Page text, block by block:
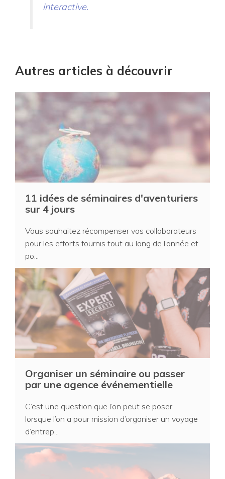
interactive.
Autres articles à découvrir
11 idées de séminaires d'aventuriers
sur 4 jours
Vous souhaitez récompenser vos collaborateurs
pour les efforts fournis tout au long de l’année et
po...
Organiser un séminaire ou passer
par une agence événementielle
C’est une question que l’on peut se poser
lorsque l’on a pour mission d’organiser un voyage
d’entrep...